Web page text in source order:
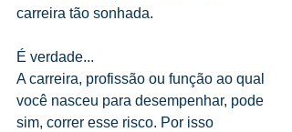
carreira tão sonhada.
É verdade...
A carreira, profissão ou função ao qual
você nasceu para desempenhar, pode
sim, correr esse risco. Por isso